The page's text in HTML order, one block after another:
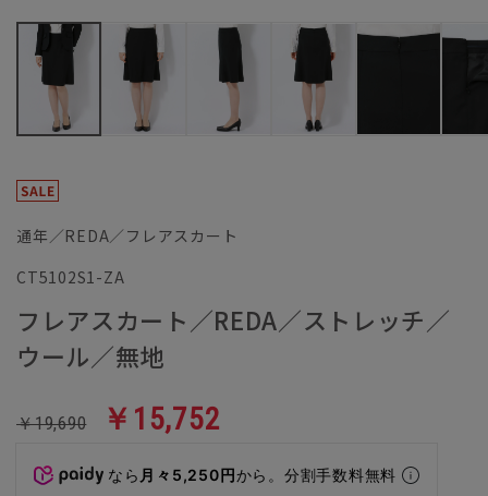
通年／REDA／フレアスカート
CT5102S1-ZA
フレアスカート／REDA／ストレッチ／
ウール／無地
￥19,690 ￥15,752
なら 月々5,250円から。分割手数料無料